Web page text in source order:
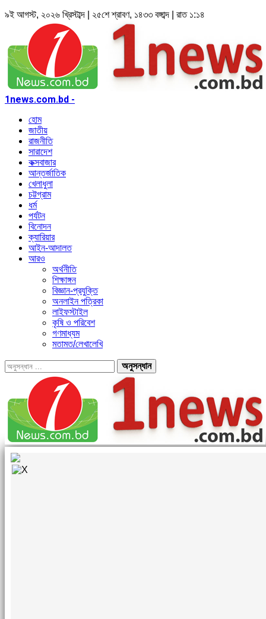
৯ই আগস্ট, ২০২৬ খ্রিস্টাব্দ | ২৫শে শ্রাবণ, ১৪৩৩ বঙ্গাব্দ | রাত ১:১৪
1news.com.bd -
হোম
জাতীয়
রাজনীতি
সারাদেশ
কক্সবাজার
আন্তর্জাতিক
খেলাধুলা
চট্টগ্রাম
ধর্ম
পর্যটন
বিনোদন
ক্যারিয়ার
আইন-আদালত
আরও
অর্থনীতি
শিক্ষাঙ্গন
বিজ্ঞান-প্রযুক্তি
অনলাইন পত্রিকা
লাইফস্টাইল
কৃষি ও পরিবেশ
গণমাধ্যম
মতামত/লেখালেখি